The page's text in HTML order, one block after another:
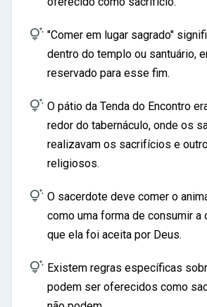
 "Comer em lugar sagrado"
dentro do templo ou santuário,
reservado para esse fim.
 O pátio da Tenda do Encontro
redor do tabernáculo, onde os
realizavam os sacrifícios e
religiosos.
 O sacerdote deve comer o
como uma forma de consumir a
que ela foi aceita por Deus.
 Existem regras específicas
podem ser oferecidos como